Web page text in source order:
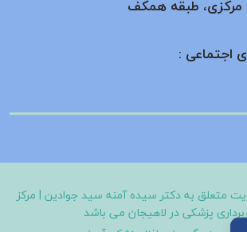
طبقه همکف
اجتماعی :
متعلق بهدکتر سیده آمنه سید جوادین | مرکز
پزشکی در لاهیجان می باشد